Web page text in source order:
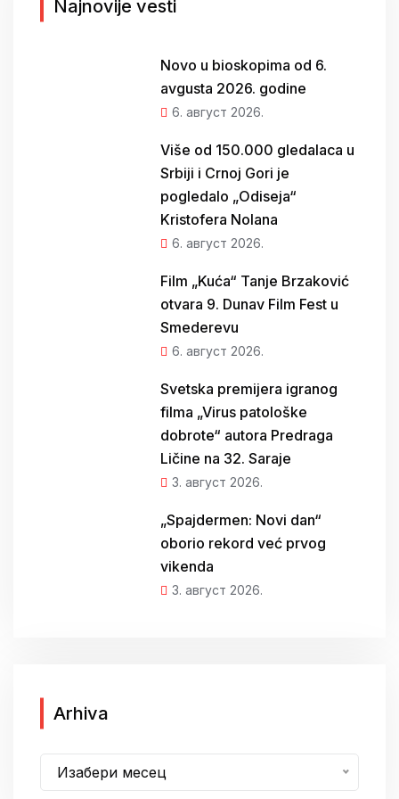
:
Najnovije vesti
Novo u bioskopima od 6.
avgusta 2026. godine
6. август 2026.
Više od 150.000 gledalaca u
Srbiji i Crnoj Gori je
pogledalo „Odiseja“
Kristofera Nolana
6. август 2026.
Film „Kuća“ Tanje Brzaković
otvara 9. Dunav Film Fest u
Smederevu
6. август 2026.
Svetska premijera igranog
filma „Virus patološke
dobrote“ autora Predraga
Ličine na 32. Saraje
3. август 2026.
„Spajdermen: Novi dan“
oborio rekord već prvog
vikenda
3. август 2026.
Arhiva
h
i
Изабери месец